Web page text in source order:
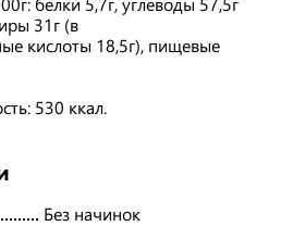
31г (в
кислоты 18,5г), пищевые
530 ккал.
Без начинок